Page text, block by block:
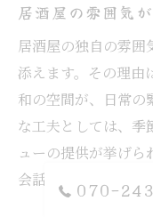
居酒屋の雰囲気
居酒屋の独自の雰囲
添えます。その理由
和の空間が、日常の
な工夫としては、季
ューの提供が挙げ
会話をより深く、思
070-